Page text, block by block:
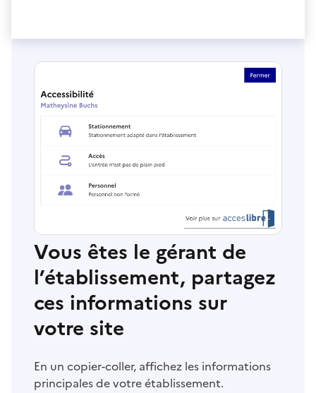
Vous êtes le gérant de
l’établissement, partagez
ces informations sur
votre site
En un copier-coller, affichez les informations
principales de votre établissement.